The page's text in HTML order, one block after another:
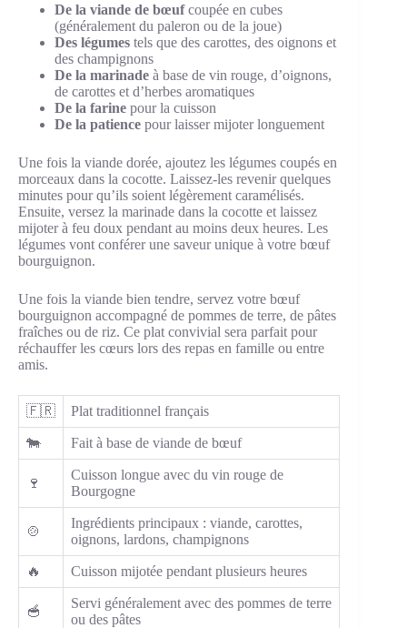
De la viande de bœufcoupée en cubes
(généralement du paleron ou de la joue)
Des légumes tels que des carottes, des oignons et
des champignons
De la marinade à base de vin rouge, d’oignons,
de carottes et d’herbes aromatiques
De la farine pour la cuisson
De la patience pour laisser mijoter longuement
Une fois la viande dorée, ajoutez les légumes coupés en
morceaux dans la cocotte. Laissez-les revenir quelques
minutes pour qu’ils soient légèrement caramélisés.
Ensuite, versez la marinade dans la cocotte et laissez
mijoter à feu doux pendant au moins deux heures. Les
légumes vont conférer une saveur unique à votre bœuf
bourguignon.
Une fois la viande bien tendre, servez votre bœuf
bourguignon accompagné de pommes de terre, de pâtes
fraîches ou de riz. Ce plat convivial sera parfait pour
réchauffer les cœurs lors des repas en famille ou entre
amis.
🇫🇷 Plat traditionnel français
🐄 Fait à base de viande de bœuf
🍷
Cuisson longue avec du vin rouge de
Bourgogne
🍲
Ingrédients principaux : viande, carottes,
oignons, lardons, champignons
🔥 Cuisson mijotée pendant plusieurs heures
🥣
Servi généralement avec des pommes de terre
ou des pâtes